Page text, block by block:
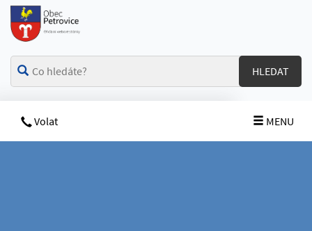
HLEDAT
MENU
Volat